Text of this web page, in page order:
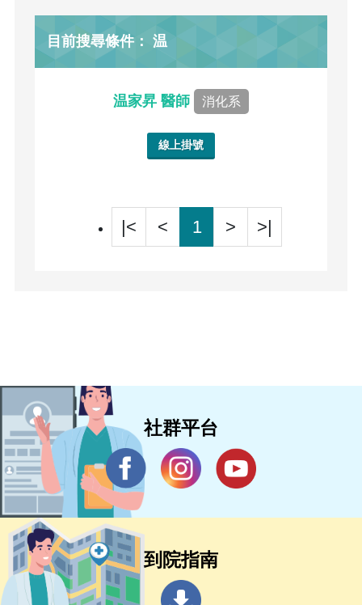
目前搜尋條件： 温
温家昇 醫師 消化系
線上掛號
|< < 1 > >|
社群平台
到院指南